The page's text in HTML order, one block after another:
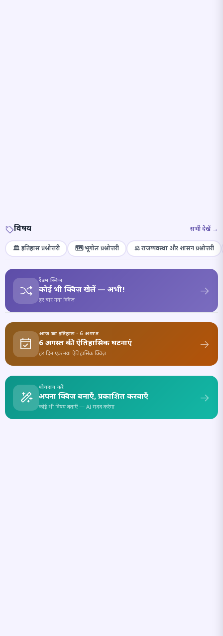
विषय सभी देखें →
🏛️ इतिहास प्रश्नोत्तरी 🗺️ भूगोल प्रश्नोत्तरी ⚖️ राजव्यवस्था और शासन प्रश्नोत्तरी
रैंडम क्विज़
कोई भी क्विज़ खेलें — अभी!
हर बार नया क्विज़
आज का इतिहास · 6 अगस्त
6 अगस्त की ऐतिहासिक घटनाएं
हर दिन एक नया ऐतिहासिक क्विज़
योगदान करें
अपना क्विज़ बनाएँ, प्रकाशित करवाएँ
कोई भी विषय बताएँ — AI मदद करेगा